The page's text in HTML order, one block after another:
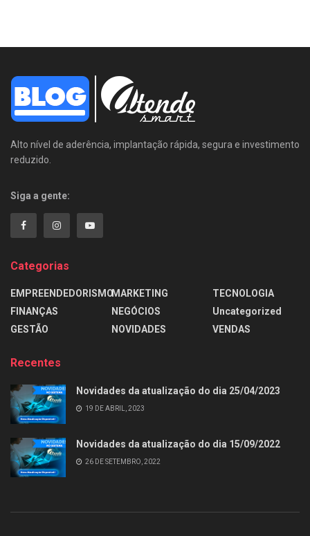
Alto nível de aderência, implantação rápida, segura e investimento
reduzido.
Siga a gente:
Categorias
EMPREENDEDORISMO
FINANÇAS
GESTÃO
MARKETING
NEGÓCIOS
NOVIDADES
TECNOLOGIA
Uncategorized
VENDAS
Recentes
Novidades da atualização do dia 25/04/2023
19 DE ABRIL, 2023
Novidades da atualização do dia 15/09/2022
26 DE SETEMBRO, 2022